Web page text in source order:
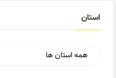
استان